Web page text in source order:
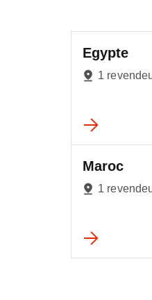
Egypte
1
Maroc
1